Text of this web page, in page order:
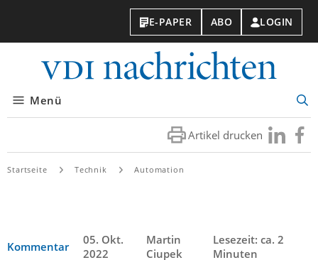
E-PAPER ABO LOGIN
Menü
Artikel drucken Besuchen
Sie
Sie
Startseite Technik Automation
Kommentar
05. Okt.
2022
Martin
Ciupek
Lesezeit: ca. 2
Minuten